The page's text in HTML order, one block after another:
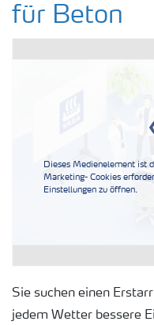
Benutzerfreundlich
Frostschutzmittel
für Beton
Dieses Medienelement ist
Marketing- Cookies
Einstellungen zu öffnen.
Sie suchen einen
jedem Wetter bessere